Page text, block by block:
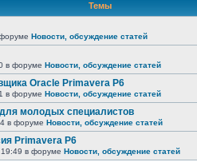
Темы
Новости, обсуждение статей
в форуме Новости, обсуждение статей
Oracle Primavera P6
в форуме Новости, обсуждение статей
молодых специалистов
в форуме Новости, обсуждение статей
Primavera P6
в форуме Новости, обсуждение статей